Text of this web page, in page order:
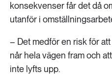
konsekvenser får det då
utanför i
– Det medför en risk för
når hela vägen fram och
inte lyfts upp.